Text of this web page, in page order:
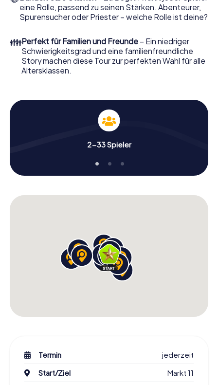
eine Rolle, passend zu seinen Stärken. Abenteurer,
Spurensucher oder Priester – welche Rolle ist deine?
👪Perfekt für Familien und Freunde – Ein niedriger
Schwierigkeitsgrad und eine familienfreundliche
Story machen diese Tour zur perfekten Wahl für alle
Altersklassen.
2-33 Spieler
Termin
jederzeit
Start/Ziel
Markt 11